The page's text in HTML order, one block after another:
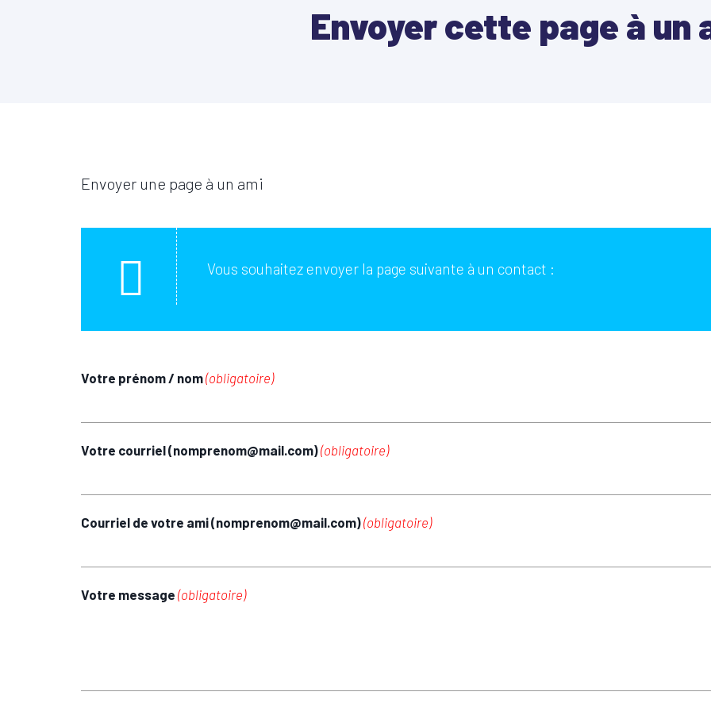
Envoyer cette page à un
Envoyer une page à un ami
Vous souhaitez envoyer la page suivante à un contact :
Votre prénom / nom(obligatoire)
Votre courriel (nomprenom@mail.com)(obligatoire)
Courriel de votre ami (nomprenom@mail.com)(obligatoire)
Votre message (obligatoire)